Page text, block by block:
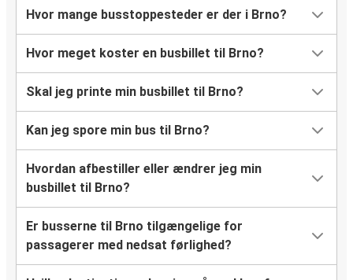
Hvor mange busstoppesteder er der i Brno?
Hvor meget koster en busbillet til Brno?
Skal jeg printe min busbillet til Brno?
Kan jeg spore min bus til Brno?
Hvordan afbestiller eller ændrer jeg min
busbillet til Brno?
Er busserne til Brno tilgængelige for
passagerer med nedsat førlighed?